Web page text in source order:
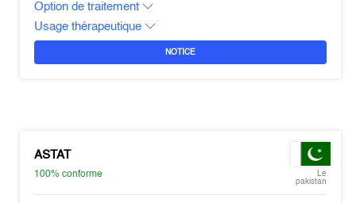
Option de traitement
Usage thérapeutique
NOTICE
ASTAT
100%conforme
Le
pakistan